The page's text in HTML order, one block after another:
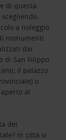
di questa
a noleggio
monumenti
dai
di San Filippo
il palazzo
o
al
dei
In città vi